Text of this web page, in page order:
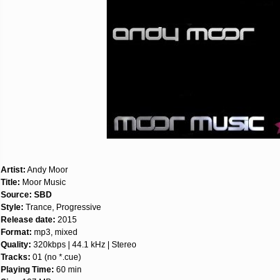
Artist: Andy Moor
Title: Moor Music
Source: SBD
Style: Trance, Progressive
Release date: 2015
Format: mp3, mixed
Quality: 320kbps | 44.1 kHz | Stereo
Tracks: 01 (no *.cue)
Playing Time: 60 min